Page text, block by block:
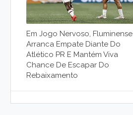
Em Jogo Nervoso, Fluminense
Arranca Empate Diante Do
Atlético PR E Mantém Viva
Chance De Escapar Do
Rebaixamento